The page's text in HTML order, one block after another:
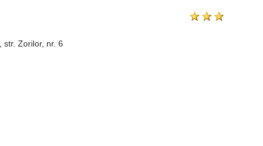
, str. Zorilor, nr. 6